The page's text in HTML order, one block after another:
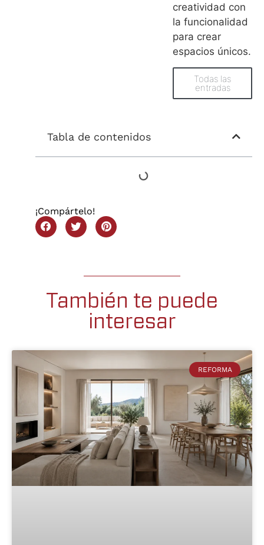
creatividad con
la funcionalidad
para crear
espacios únicos.
Todas las
entradas
Tabla de contenidos
¡Compártelo!
También te puede
interesar
REFORMA